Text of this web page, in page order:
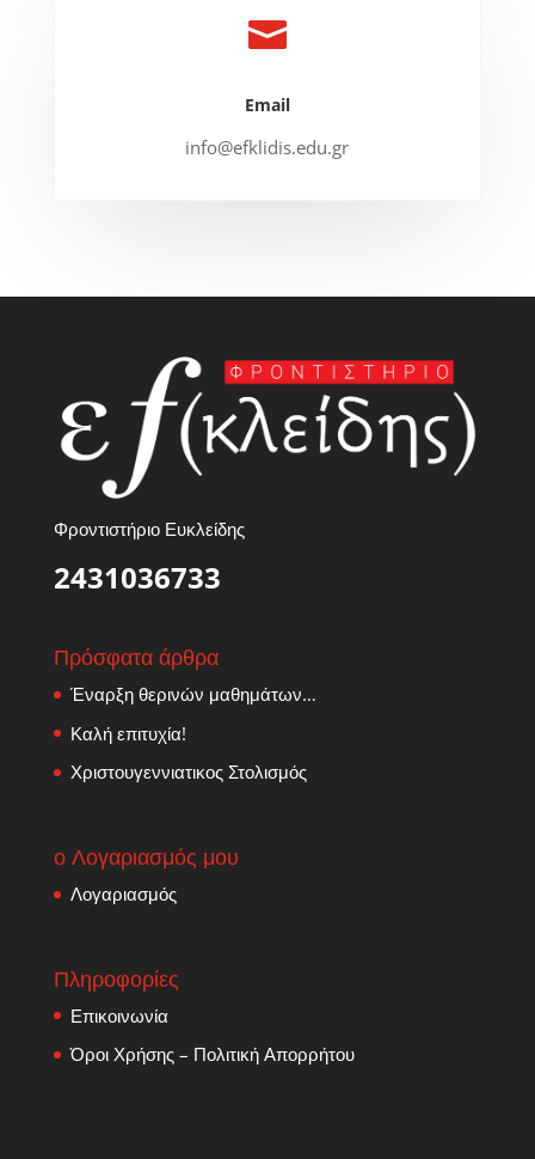

Email
info@efklidis.edu.gr
Φροντιστήριο Ευκλείδης
2431036733
Πρόσφατα άρθρα
Έναρξη θερινών μαθημάτων…
Καλή επιτυχία!
Χριστουγεννιατικος Στολισμός
ο Λογαριασμός μου
Λογαριασμός
Πληροφορίες
Επικοινωνία
Όροι Χρήσης – Πολιτική Απορρήτου